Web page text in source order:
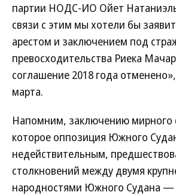
партии НОДС-ИО Ойет
связи с этим мы хотели бы
арестом и заключением под
превосходительства Риека
соглашение 2018 года
марта.
Напомним, заключению мирного
которое оппозиция Южного
недействительным,
столкновений между двумя
народностями Южного Судана —